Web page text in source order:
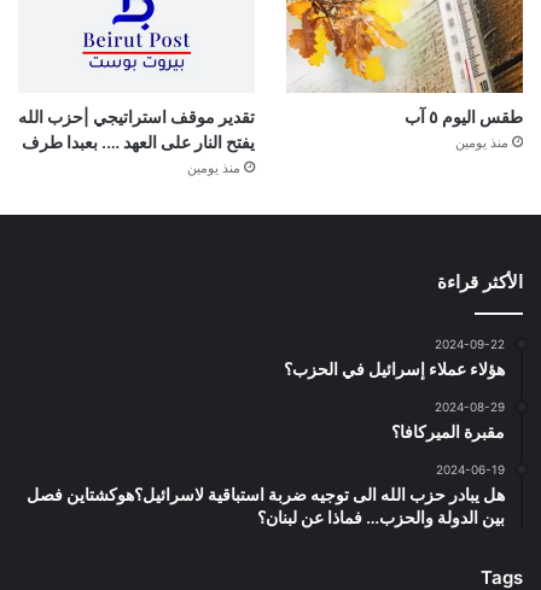
طقس اليوم ٥ آب
منذ يومين
تقدير موقف استراتيجي |حزب الله
يفتح النار على العهد …. بعبدا طرف
منذ يومين
الأكثر قراءة
2024-09-22
هؤلاء عملاء إسرائيل في الحزب؟
2024-08-29
مقبرة الميركافا؟
2024-06-19
هل يبادر حزب الله الى توجيه ضربة استباقية لاسرائيل؟هوكشتاين فصل
بين الدولة والحزب… فماذا عن لبنان؟
Tags